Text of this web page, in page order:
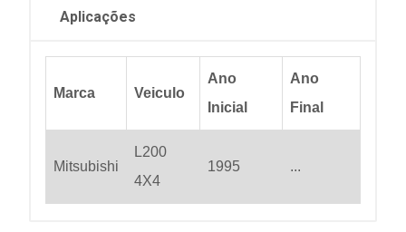
Aplicações
Marca Veiculo
Ano
Inicial
Ano
Final
Mitsubishi
L200
4X4
1995 ...